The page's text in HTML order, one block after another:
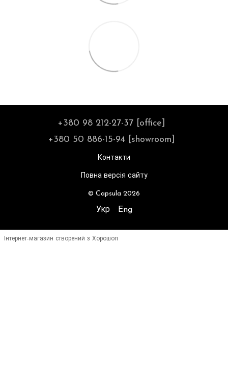
+380 98 212-27-37 [office]
+380 50 886-15-94 [showroom]
Контакти
Повна версія сайту
© Capsula 2026
Укр Eng
Інтернет-магазин створений з Хорошоп